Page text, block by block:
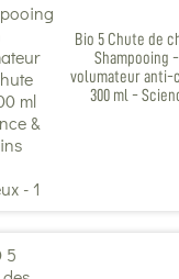
Bio 5 Chute de
Shampooing
volumateur anti-
300 ml -